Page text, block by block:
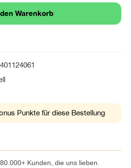
Warenkorb
Punkte für diese Bestellung
Kunden, die uns lieben.